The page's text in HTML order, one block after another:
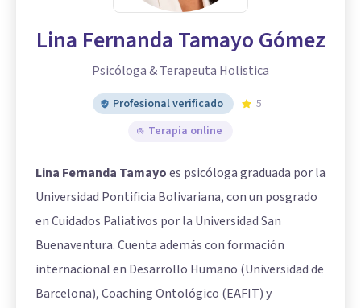
Lina Fernanda Tamayo Gómez
Psicóloga & Terapeuta Holistica
Profesional verificado
5
Terapia online
Lina Fernanda Tamayoes psicóloga graduada por la
Universidad Pontificia Bolivariana, con un posgrado
en Cuidados Paliativos por la Universidad San
Buenaventura. Cuenta además con formación
internacional en Desarrollo Humano (Universidad de
Barcelona), Coaching Ontológico (EAFIT) y